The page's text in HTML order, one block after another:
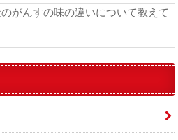
のがんすの味の違いについて教えて